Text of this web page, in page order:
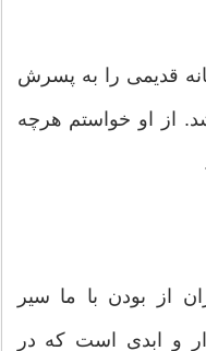
قدیمی را به پسرش
از او خواستم هرچه
از بودن با ما سیر
و ابدی است که در